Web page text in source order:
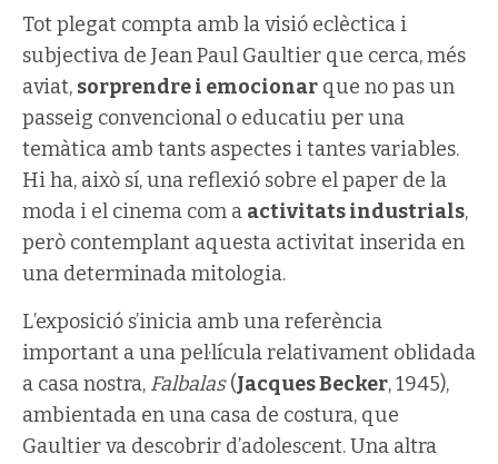
Tot plegat compta amb la visió eclèctica i
subjectiva de Jean Paul Gaultier que cerca, més
aviat, sorprendre i emocionar que no pas un
passeig convencional o educatiu per una
temàtica amb tants aspectes i tantes variables.
Hi ha, això sí, una reflexió sobre el paper de la
moda i el cinema com a activitats industrials,
però contemplant aquesta activitat inserida en
una determinada mitologia.
L’exposició s’inicia amb una referència
important a una pel·lícula relativament oblidada
a casa nostra, Falbalas(Jacques Becker, 1945),
ambientada en una casa de costura, que
Gaultier va descobrir d’adolescent. Una altra